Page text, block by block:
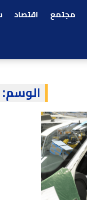
مجتمع اقتصاد
الوسم: